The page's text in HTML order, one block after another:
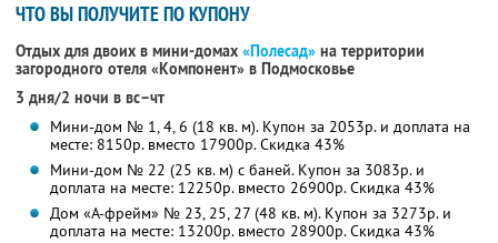
ЧТО ВЫ ПОЛУЧИТЕ ПО КУПОНУ
Отдых для двоих в мини-домах «Полесад» на территории
загородного отеля «Компонент» в Подмосковье
3 дня/2 ночи в вс–чт
Мини-дом № 1, 4, 6 (18 кв. м). Купон за 2053р. и доплата на
месте: 8150р. вместо 17900р. Скидка 43%
Мини-дом № 22 (25 кв. м) с баней. Купон за 3083р. и
доплата на месте: 12250р. вместо 26900р. Скидка 43%
Дом «А-фрейм» № 23, 25, 27 (48 кв. м). Купон за 3273р. и
доплата на месте: 13200р. вместо 28900р. Скидка 43%